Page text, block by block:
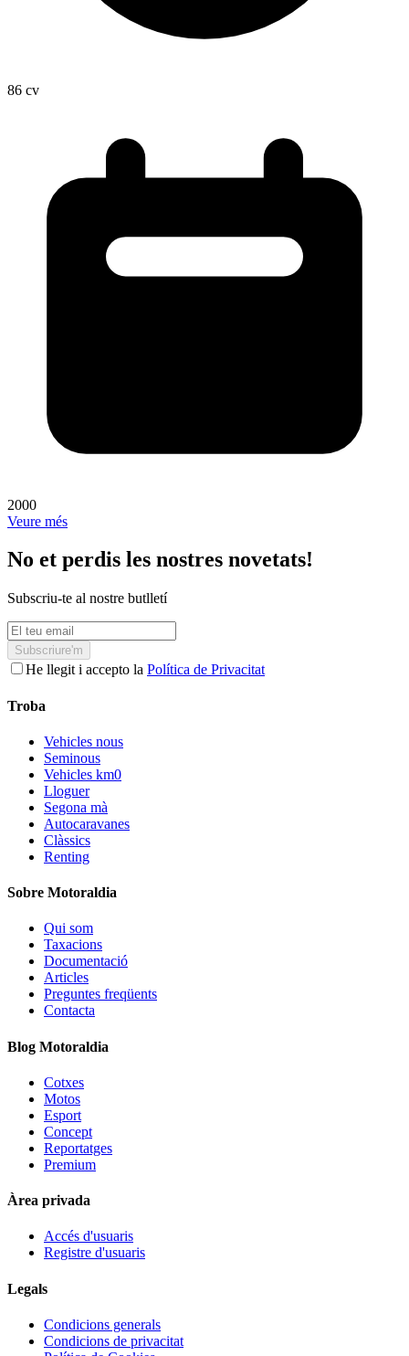
86 cv
2000
Veure més
No et perdis les nostres novetats!
Subscriu-te al nostre butlletí
Subscriure'm
He llegit i accepto la Política de Privacitat
Troba
Vehicles nous
Seminous
Vehicles km0
Lloguer
Segona mà
Autocaravanes
Clàssics
Renting
Sobre Motoraldia
Qui som
Taxacions
Documentació
Articles
Preguntes freqüents
Contacta
Blog Motoraldia
Cotxes
Motos
Esport
Concept
Reportatges
Premium
Àrea privada
Accés d'usuaris
Registre d'usuaris
Legals
Condicions generals
Condicions de privacitat